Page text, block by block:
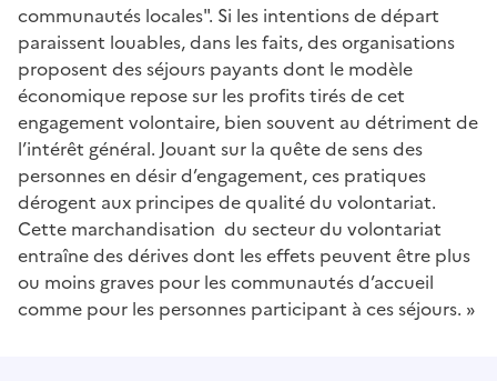
communautés locales". Si les intentions de départ
paraissent louables, dans les faits, des organisations
proposent des séjours payants dont le modèle
économique repose sur les profits tirés de cet
engagement volontaire, bien souvent au détriment de
l’intérêt général. Jouant sur la quête de sens des
personnes en désir d’engagement, ces pratiques
dérogent aux principes de qualité du volontariat.
Cette marchandisation du secteur du volontariat
entraîne des dérives dont les effets peuvent être plus
ou moins graves pour les communautés d’accueil
comme pour les personnes participant à ces séjours. »